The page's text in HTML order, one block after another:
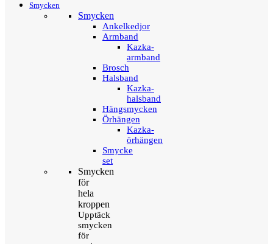
Smycken
Smycken
Ankelkedjor
Armband
Kazka-
armband
Brosch
Halsband
Kazka-
halsband
Hängsmycken
Örhängen
Kazka-
örhängen
Smycke
set
Smycken
för
hela
kroppen
Upptäck
smycken
för